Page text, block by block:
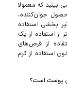
که معمولا
جوان‌کننده،
بخشی استفاده
استفاده از یک
از قرص‌های
استفاده از کرم
پوست است؟